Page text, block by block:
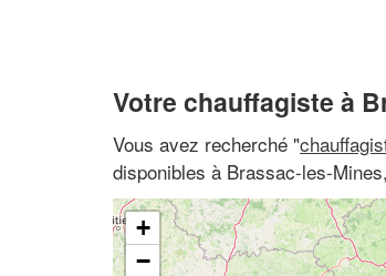
Votre chauffagiste à
Vous avez recherché "
disponibles à Brassac-les-
+
−